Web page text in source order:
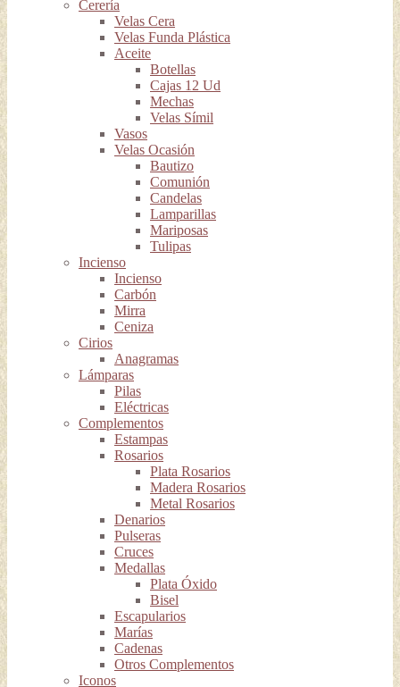
Cerería
Velas Cera
Velas Funda Plástica
Aceite
Botellas
Cajas 12 Ud
Mechas
Velas Símil
Vasos
Velas Ocasión
Bautizo
Comunión
Candelas
Lamparillas
Mariposas
Tulipas
Incienso
Incienso
Carbón
Mirra
Ceniza
Cirios
Anagramas
Lámparas
Pilas
Eléctricas
Complementos
Estampas
Rosarios
Plata Rosarios
Madera Rosarios
Metal Rosarios
Denarios
Pulseras
Cruces
Medallas
Plata Óxido
Bisel
Escapularios
Marías
Cadenas
Otros Complementos
Iconos